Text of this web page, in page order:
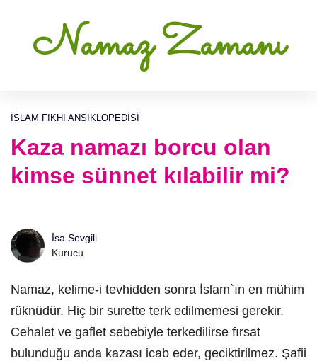
Namaz Zamanı
İSLAM FIKHI ANSIKLOPEDISI
Kaza namazı borcu olan
kimse sünnet kılabilir mi?
İsa Sevgili
Kurucu
Namaz, kelime-i tevhidden sonra İslam`ın en mühim
rüknüdür. Hiç bir surette terk edilmemesi gerekir.
Cehalet ve gaflet sebebiyle terkedilirse fırsat
bulunduğu anda kazası icab eder, geciktirilmez. Şafii